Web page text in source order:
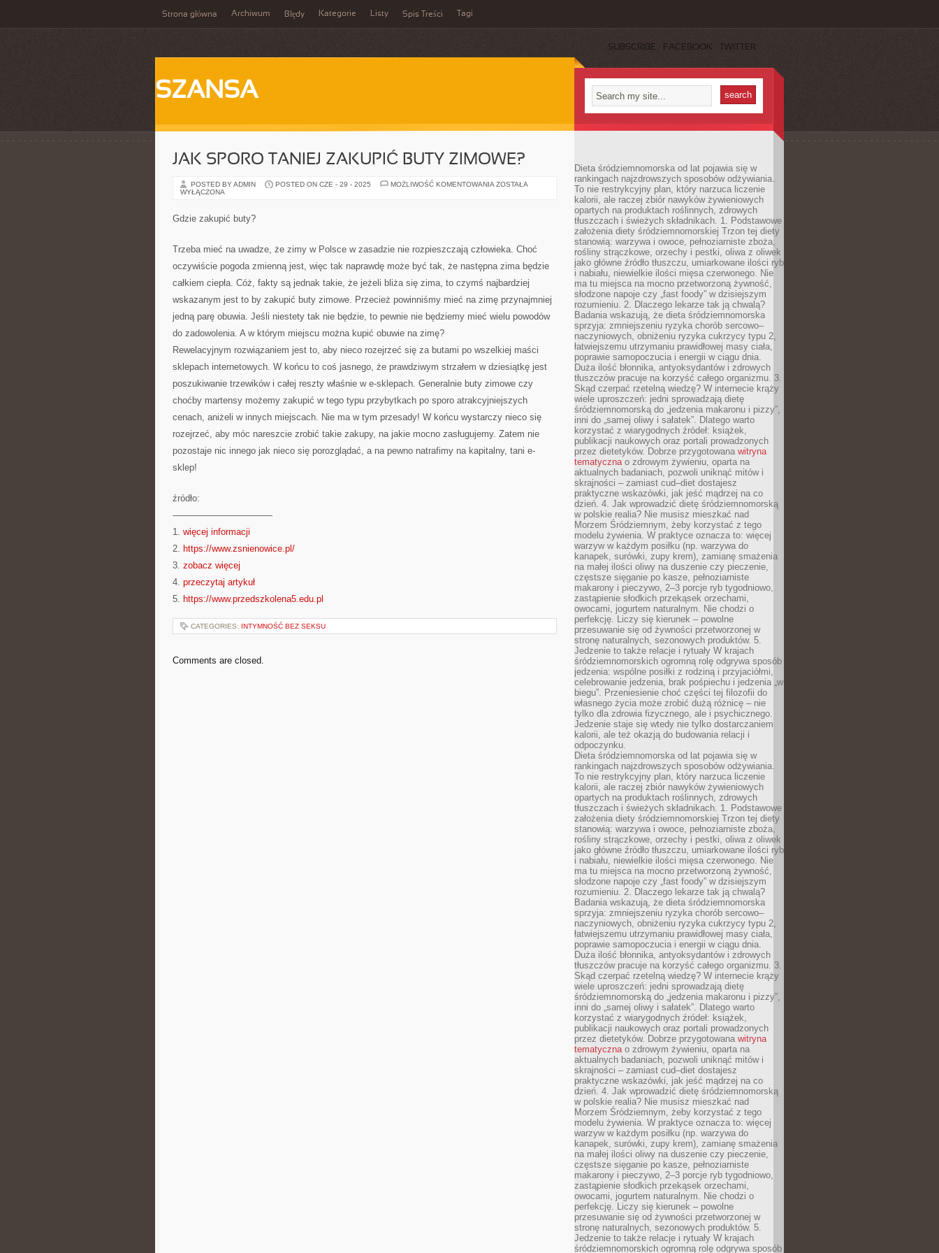
Strona główna Archiwum Błędy Kategorie Listy Spis Treści Tagi
SUBSCRIBE FACEBOOK TWITTER
SZANSA
JAK SPORO TANIEJ ZAKUPIĆ BUTY ZIMOWE?
POSTED BY ADMIN POSTED ON CZE - 29 - 2025 MOŻLIWOŚĆ KOMENTOWANIA JAK
ZOSTAŁA
WYŁĄCZONA
Gdzie zakupić buty?
Trzeba mieć na uwadze, że zimy w Polsce w zasadzie nie rozpieszczają człowieka. Choć
oczywiście pogoda zmienną jest, więc tak naprawdę może być tak, że następna zima będzie
całkiem ciepła. Cóż, fakty są jednak takie, że jeżeli bliża się zima, to czymś najbardziej
wskazanym jest to by zakupić buty zimowe. Przecież powinniśmy mieć na zimę przynajmniej
jedną parę obuwia. Jeśli niestety tak nie będzie, to pewnie nie będziemy mieć wielu powodów
do zadowolenia. A w którym miejscu można kupić obuwie na zimę?
Rewelacyjnym rozwiązaniem jest to, aby nieco rozejrzeć się za butami po wszelkiej maści
sklepach internetowych. W końcu to coś jasnego, że prawdziwym strzałem w dziesiątkę jest
poszukiwanie trzewików i całej reszty właśnie w e-sklepach. Generalnie buty zimowe czy
choćby martensy możemy zakupić w tego typu przybytkach po sporo atrakcyjniejszych
cenach, aniżeli w innych miejscach. Nie ma w tym przesady! W końcu wystarczy nieco się
rozejrzeć, aby móc nareszcie zrobić takie zakupy, na jakie mocno zasługujemy. Zatem nie
pozostaje nic innego jak nieco się porozglądać, a na pewno natrafimy na kapitalny, tani e-
sklep!
źródło:
———————————
1. więcej informacji
2. https://www.zsnienowice.pl/
3. zobacz więcej
4. przeczytaj artykuł
5. https://www.przedszkolena5.edu.pl
CATEGORIES: INTYMNOŚĆ BEZ SEKSU
Comments are closed.
Dieta śródziemnomorska od lat pojawia się w
rankingach najzdrowszych sposobów odżywiania.
To nie restrykcyjny plan, który narzuca liczenie
kalorii, ale raczej zbiór nawyków żywieniowych
opartych na produktach roślinnych, zdrowych
tłuszczach i świeżych składnikach. 1. Podstawowe
założenia diety śródziemnomorskiej Trzon tej diety
stanowią: warzywa i owoce, pełnoziarniste zboża,
rośliny strączkowe, orzechy i pestki, oliwa z oliwek
jako główne źródło tłuszczu, umiarkowane ilości ryb
i nabiału, niewielkie ilości mięsa czerwonego. Nie
ma tu miejsca na mocno przetworzoną żywność,
słodzone napoje czy „fast foody” w dzisiejszym
rozumieniu. 2. Dlaczego lekarze tak ją chwalą?
Badania wskazują, że dieta śródziemnomorska
sprzyja: zmniejszeniu ryzyka chorób sercowo–
naczyniowych, obniżeniu ryzyka cukrzycy typu 2,
łatwiejszemu utrzymaniu prawidłowej masy ciała,
poprawie samopoczucia i energii w ciągu dnia.
Duża ilość błonnika, antyoksydantów i zdrowych
tłuszczów pracuje na korzyść całego organizmu. 3.
Skąd czerpać rzetelną wiedzę? W internecie krąży
wiele uproszczeń: jedni sprowadzają dietę
śródziemnomorską do „jedzenia makaronu i pizzy”,
inni do „samej oliwy i sałatek”. Dlatego warto
korzystać z wiarygodnych źródeł: książek,
publikacji naukowych oraz portali prowadzonych
przez dietetyków. Dobrze przygotowana witryna
tematycznao zdrowym żywieniu, oparta na
aktualnych badaniach, pozwoli uniknąć mitów i
skrajności – zamiast cud–diet dostajesz
praktyczne wskazówki, jak jeść mądrzej na co
dzień. 4. Jak wprowadzić dietę śródziemnomorską
w polskie realia? Nie musisz mieszkać nad
Morzem Śródziemnym, żeby korzystać z tego
modelu żywienia. W praktyce oznacza to: więcej
warzyw w każdym posiłku (np. warzywa do
kanapek, surówki, zupy krem), zamianę smażenia
na małej ilości oliwy na duszenie czy pieczenie,
częstsze sięganie po kasze, pełnoziarniste
makarony i pieczywo, 2–3 porcje ryb tygodniowo,
zastąpienie słodkich przekąsek orzechami,
owocami, jogurtem naturalnym. Nie chodzi o
perfekcję. Liczy się kierunek – powolne
przesuwanie się od żywności przetworzonej w
stronę naturalnych, sezonowych produktów. 5.
Jedzenie to także relacje i rytuały W krajach
śródziemnomorskich ogromną rolę odgrywa sposób
jedzenia: wspólne posiłki z rodziną i przyjaciółmi,
celebrowanie jedzenia, brak pośpiechu i jedzenia „w
biegu”. Przeniesienie choć części tej filozofii do
własnego życia może zrobić dużą różnicę – nie
tylko dla zdrowia fizycznego, ale i psychicznego.
Jedzenie staje się wtedy nie tylko dostarczaniem
kalorii, ale też okazją do budowania relacji i
odpoczynku.
Dieta śródziemnomorska od lat pojawia się w
rankingach najzdrowszych sposobów odżywiania.
To nie restrykcyjny plan, który narzuca liczenie
kalorii, ale raczej zbiór nawyków żywieniowych
opartych na produktach roślinnych, zdrowych
tłuszczach i świeżych składnikach. 1. Podstawowe
założenia diety śródziemnomorskiej Trzon tej diety
stanowią: warzywa i owoce, pełnoziarniste zboża,
rośliny strączkowe, orzechy i pestki, oliwa z oliwek
jako główne źródło tłuszczu, umiarkowane ilości ryb
i nabiału, niewielkie ilości mięsa czerwonego. Nie
ma tu miejsca na mocno przetworzoną żywność,
słodzone napoje czy „fast foody” w dzisiejszym
rozumieniu. 2. Dlaczego lekarze tak ją chwalą?
Badania wskazują, że dieta śródziemnomorska
sprzyja: zmniejszeniu ryzyka chorób sercowo–
naczyniowych, obniżeniu ryzyka cukrzycy typu 2,
łatwiejszemu utrzymaniu prawidłowej masy ciała,
poprawie samopoczucia i energii w ciągu dnia.
Duża ilość błonnika, antyoksydantów i zdrowych
tłuszczów pracuje na korzyść całego organizmu. 3.
Skąd czerpać rzetelną wiedzę? W internecie krąży
wiele uproszczeń: jedni sprowadzają dietę
śródziemnomorską do „jedzenia makaronu i pizzy”,
inni do „samej oliwy i sałatek”. Dlatego warto
korzystać z wiarygodnych źródeł: książek,
publikacji naukowych oraz portali prowadzonych
przez dietetyków. Dobrze przygotowana witryna
tematycznao zdrowym żywieniu, oparta na
aktualnych badaniach, pozwoli uniknąć mitów i
skrajności – zamiast cud–diet dostajesz
praktyczne wskazówki, jak jeść mądrzej na co
dzień. 4. Jak wprowadzić dietę śródziemnomorską
w polskie realia? Nie musisz mieszkać nad
Morzem Śródziemnym, żeby korzystać z tego
modelu żywienia. W praktyce oznacza to: więcej
warzyw w każdym posiłku (np. warzywa do
kanapek, surówki, zupy krem), zamianę smażenia
na małej ilości oliwy na duszenie czy pieczenie,
częstsze sięganie po kasze, pełnoziarniste
makarony i pieczywo, 2–3 porcje ryb tygodniowo,
zastąpienie słodkich przekąsek orzechami,
owocami, jogurtem naturalnym. Nie chodzi o
perfekcję. Liczy się kierunek – powolne
przesuwanie się od żywności przetworzonej w
stronę naturalnych, sezonowych produktów. 5.
Jedzenie to także relacje i rytuały W krajach
śródziemnomorskich ogromną rolę odgrywa sposób